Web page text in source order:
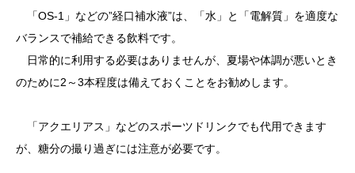
「OS-1」などの”経口補水液”は、「水」と「電解質」を適度な
バランスで補給できる飲料です。
日常的に利用する必要はありませんが、夏場や体調が悪いとき
のために2～3本程度は備えておくことをお勧めします。
「アクエリアス」などのスポーツドリンクでも代用できます
が、糖分の撮り過ぎには注意が必要です。